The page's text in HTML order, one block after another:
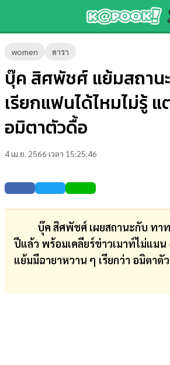
women ดารา
บุ๊ค สิศพัชศ์ แย้มสถาน
เรียกแฟนได้ไหมไม่รู้ แ
อมิตาตัวดื้อ
4 เม.ย. 2566 เวลา 15:25:46
บุ๊ค สิศพัชศ์ เผยสถานะกับ ทาท
ปีแล้ว พร้อมเคลียร์ข่าวเมาท์ไม่แมน
แย้มมีฉายาหวาน ๆ เรียกว่า อมิตาตั
ข่าว-
ความ
รู้
บันเทิง
ตรวจ
หวย
บอล
สด